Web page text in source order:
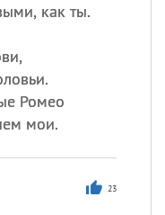
как ты.
Ромео
мои.
23
празднуют именины
, Иван,